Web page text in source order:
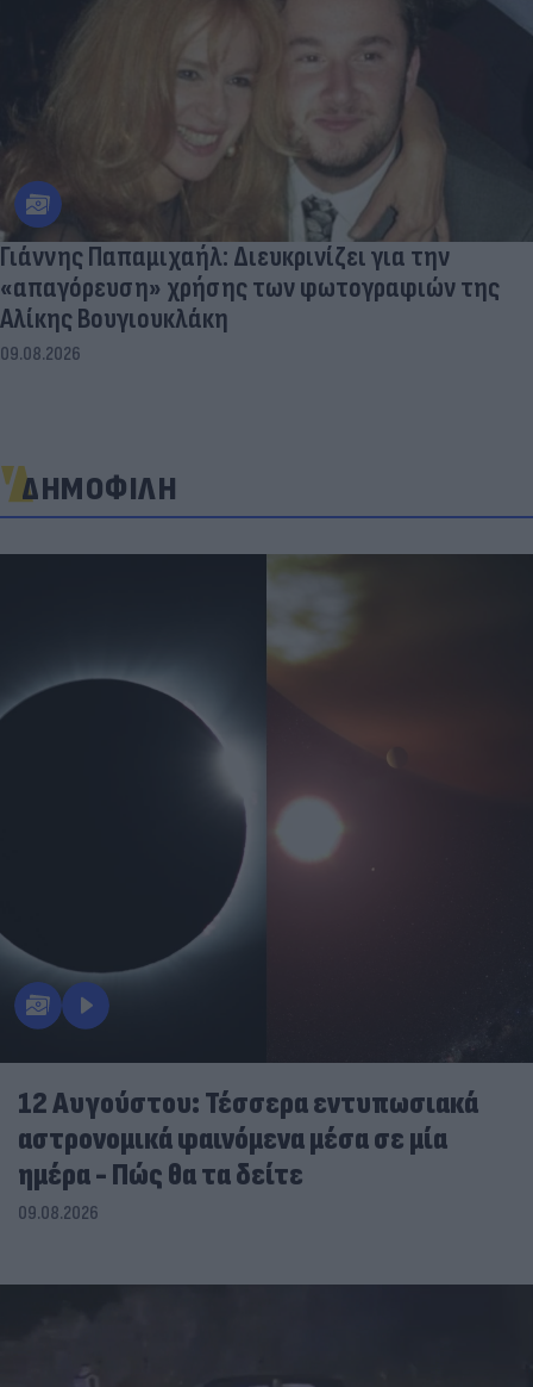
Γιάννης Παπαμιχαήλ: Διευκρινίζει για την
«απαγόρευση» χρήσης των φωτογραφιών της
Αλίκης Βουγιουκλάκη
09.08.2026
ΔΗΜΟΦΙΛΗ
12 Αυγούστου: Τέσσερα εντυπωσιακά
αστρονομικά φαινόμενα μέσα σε μία
ημέρα - Πώς θα τα δείτε
09.08.2026